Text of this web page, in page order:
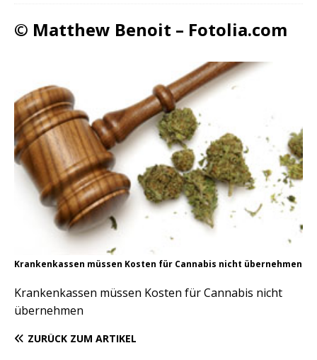
© Matthew Benoit – Fotolia.com
Krankenkassen müssen Kosten für Cannabis nicht übernehmen
Krankenkassen müssen Kosten für Cannabis nicht
übernehmen
ZURÜCK ZUM ARTIKEL